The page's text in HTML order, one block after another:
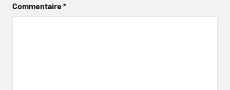
Commentaire*